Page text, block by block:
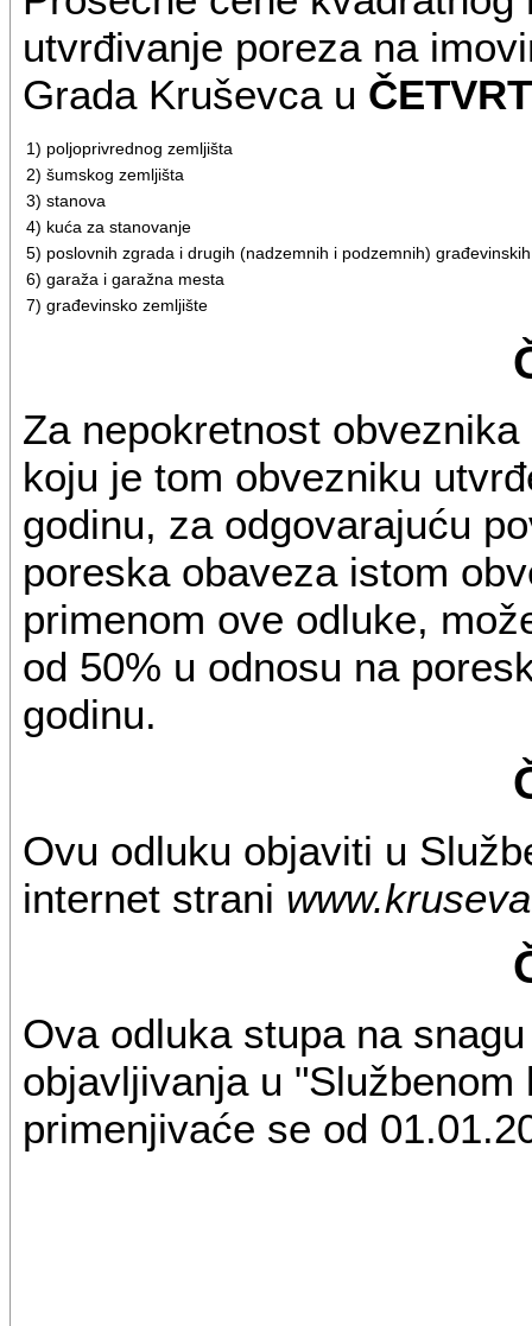
utvrđivanje poreza na
Grada Kruševca u
1) poljoprivrednog zemljišta
2) šumskog zemljišta
3) stanova
4) kuća za stanovanje
5) poslovnih zgrada i drugih (nadzemnih i podzemnih)
6) garaža i garažna mesta
7) građevinsko zemljište
Za nepokretnost
koju je tom obvezniku
godinu, za odgovarajuću
poreska obaveza istom
primenom ove odluke,
od 50% u odnosu na
godinu.
Ovu odluku objaviti u
internet strani
Ova odluka stupa na
objavljivanja u
primenjivaće se od